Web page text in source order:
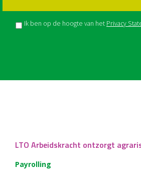
Ik ben op de hoogte van het Privacy
LTO Arbeidskracht ontzorgt
Payrolling